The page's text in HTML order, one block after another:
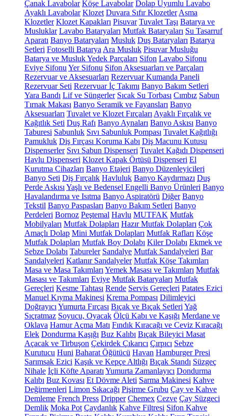
Çanak Lavabolar Köşe Lavabolar Dolap Uyumlu Lavabo
Ayaklı Lavabolar Klozet Duvara Sıfır Klozetler Asma
Klozetler Klozet Kapakları Pisuvar Tuvalet Taşı Batarya ve
Musluklar Lavabo Bataryaları Mutfak Bataryaları Su Tasarruf
Aparatı Banyo Bataryaları Musluk Duş Bataryaları Batarya
Setleri Fotoselli Batarya Ara Musluk Pisuvar Musluğu
Batarya ve Musluk Yedek Parçaları Sifon Lavabo Sifonu
Eviye Sifonu Yer Sifonu Sifon Aksesuarları ve Parçaları
Rezervuar ve Aksesuarları Rezervuar Kumanda Paneli
Rezervuar Seti Rezervuar İç Takımı Banyo Bakım Setleri
Yara Bandı Lif ve Süngerler Sıcak Su Torbası Cımbız Sabun
Tırnak Makası Banyo Seramik ve Fayansları Banyo
Aksesuarları Tuvalet ve Klozet Fırçaları Ayaklı Fırçalık ve
Kağıtlık Seti Duş Rafı Banyo Aynaları Banyo Askısı Banyo
Taburesi Sabunluk Sıvı Sabunluk Pompası Tuvalet Kağıtlığı
Pamukluk Diş Fırçası Koruma Kabı Diş Macunu Kutusu
Dispenserler Sıvı Sabun Dispenseri Tuvalet Kağıdı Dispenseri
Havlu Dispenseri Klozet Kapak Örtüsü Dispenseri El
Kurutma Cihazları Banyo Etajeri Banyo Düzenleyicileri
Banyo Seti Diş Fırçalık Havluluk Banyo Kaydırmazı Duş
Perde Askısı Yaşlı ve Bedensel Engelli Banyo Ürünleri Banyo
Havalandırma ve Isıtma Banyo Aspiratörü Diğer Banyo
Tekstil Banyo Paspasları Banyo Bakım Setleri Banyo
Perdeleri Bornoz Peştemal Havlu MUTFAK Mutfak
Mobilyaları Mutfak Dolapları Hazır Mutfak Dolapları Çok
Amaçlı Dolap Mini Mutfak Dolapları Mutfak Rafları Köşe
Mutfak Dolapları Mutfak Boy Dolabı Kiler Dolabı Ekmek ve
Sebze Dolabı Tabureler Sandalye Mutfak Sandalyeleri Bar
Sandalyeleri Katlanır Sandalyeler Mutfak Köşe Takımları
Masa ve Masa Takımları Yemek Masası ve Takımları Mutfak
Masası ve Takımları Eviye Mutfak Bataryaları Mutfak
Gereçleri Kesme Tahtası Rende Servis Gereçleri Patates Ezici
Manuel Kıyma Makinesi Krema Pompası Dilimleyici
Doğrayıcı Yumurta Fırçası Bıçak ve Bıçak Setleri Yağ
Sıçratmaz Soyucu, Oyacak Ölçü Kabı ve Kaşığı Merdane ve
Oklava Hamur Açma Matı Fındık Kıracağı ve Ceviz Kıracağı
Elek Dondurma Kaşığı Buz Kalıbı Bıçak Bileyici Masat
Açacak ve Tirbuşon Çekirdek Çıkarıcı Çırpıcı Sebze
Kurutucu Huni Baharat Öğütücü Havan Hamburger Presi
Sarımsak Ezici Kaşık ve Kepçe Altlığı Bıçak Standı Süzgeç
Nihale İçli Köfte Aparatı Yumurta Zamanlayıcı Dondurma
Kalıbı Buz Kovası Et Dövme Aleti Sarma Makinesi Kahve
Değirmenleri Limon Sıkacağı Pişirme Grubu Çay ve Kahve
Demleme French Press Dripper Chemex Cezve Çay Süzgeci
Demlik Moka Pot Çaydanlık Kahve Filtresi Sifon Kahve